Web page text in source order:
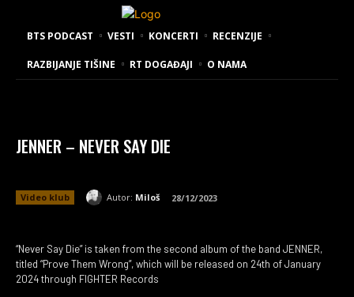
BTS PODCAST VESTI KONCERTI RECENZIJE
RAZBIJANJE TIŠINE RT DOGAĐAJI O NAMA
JENNER – NEVER SAY DIE
Video klub Autor: Miloš 28/12/2023
“Never Say Die” is taken from the second album of the band JENNER,
titled “Prove Them Wrong”, which will be released on 24th of January
2024 through FIGHTER Records